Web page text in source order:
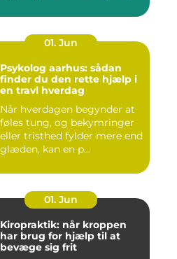
01. Jun
Psykolog aarhus: sådan
finder du den rette hjælp i
en travl hverdag
Når hverdagen begynder at
føles tung, og bekymringer
eller tristhed fylder mere end
glæden, kan en p...
01. Jun
Kiropraktik: når kroppen
har brug for hjælp til at
bevæge sig frit